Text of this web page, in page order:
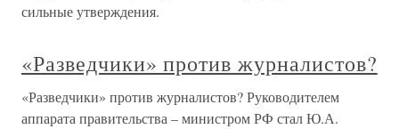
сильные утверждения.
«Разведчики» против журналистов?
«Разведчики» против журналистов? Руководителем
аппарата правительства – министром РФ стал Ю.А.